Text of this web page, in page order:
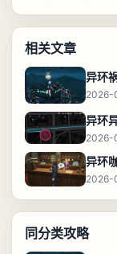
相关文章
异环
2026-
2026-
异环
2026-
同分类攻略